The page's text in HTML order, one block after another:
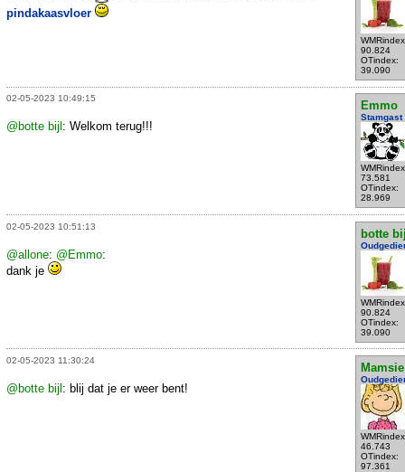
90.824
OTindex:
39.090
pindakaasvloer
02-05-2023 10:49:15
Emmo
Stamgast
73.581
OTindex:
28.969
@botte bijl : Welkom terug!!!
02-05-2023 10:51:13
botte
90.824
OTindex:
39.090
@allone: @Emmo:
dank je
02-05-2023 11:30:24
Mamsie
46.743
OTindex:
97.361
@botte bijl : blij dat je er weer bent!